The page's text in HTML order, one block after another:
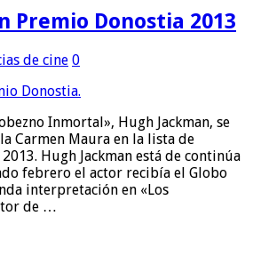
Premio Donostia 2013
de cine 0
Inmortal», Hugh Jackman, se
Carmen Maura en la lista de
Hugh Jackman está de continúa
febrero el actor recibía el Globo
interpretación en «Los
de …